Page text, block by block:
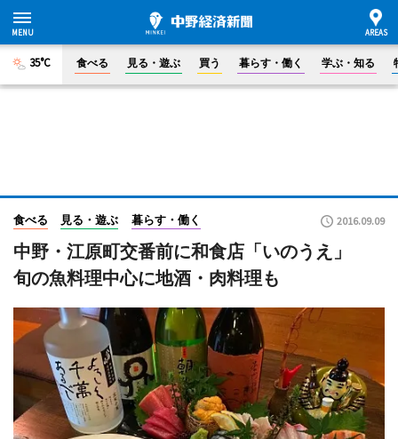
35°C 食べる 見る・遊ぶ 買う 暮らす・働く 学ぶ・知る
食べる 見る・遊ぶ 暮らす・働く 2016.09.09
中野・江原町交番前に和食店「いのうえ」
旬の魚料理中心に地酒・肉料理も